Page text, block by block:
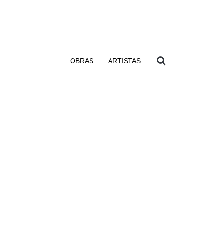
OBRAS ARTISTAS